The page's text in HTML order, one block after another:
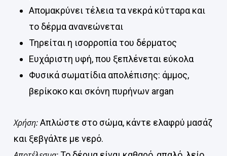
Απομακρύνει τέλεια τα νεκρά κύτταρα και
το δέρμα ανανεώνεται
Τηρείται η ισορροπία του δέρματος
Ευχάριστη υφή, που ξεπλένεται εύκολα
Φυσικά σωματίδια απολέπισης: άμμος,
βερίκοκο και σκόνη πυρήνων argan
Χρήση:Απλώστε στο σώμα, κάντε ελαφρύ μασάζ
και ξεβγάλτε με νερό.